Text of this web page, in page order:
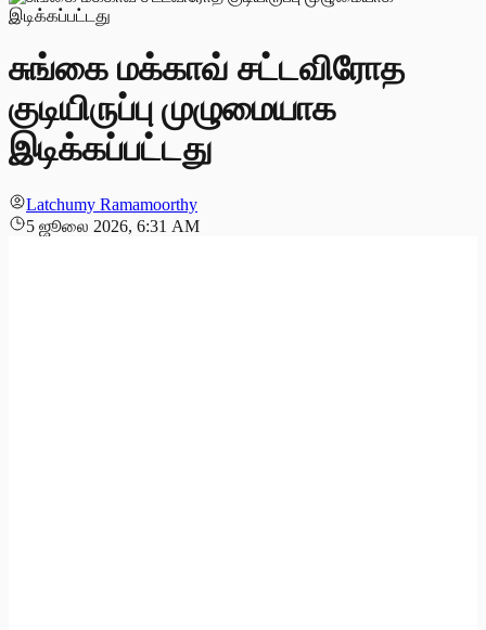
சுங்கை மக்காவ் சட்டவிரோத
குடியிருப்பு முழுமையாக
இடிக்கப்பட்டது
Latchumy Ramamoorthy
5 ஜூலை 2026, 6:31 AM